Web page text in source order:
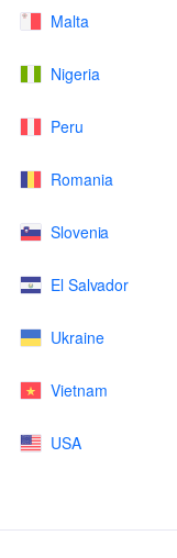
Malta
Nigeria
Peru
Romania
Slovenia
El Salvador
Ukraine
Vietnam
USA